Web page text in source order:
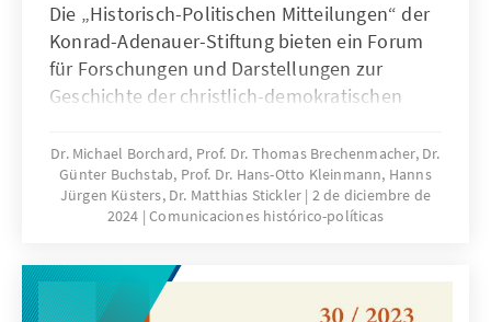
Die „Historisch-Politischen Mitteilungen“ der
Konrad-Adenauer-Stiftung bieten ein Forum
für Forschungen und Darstellungen zur
Geschichte der christlich-demokratischen
Vorgeschichte im Kontext der geistigen,
politischen und sozialen Entwicklungen des
19. und 20. Jahrhunderts. Der thematische
Schwerpunkt liegt auf Deutschland und
Europa.
Dr. Michael Borchard, Prof. Dr. Thomas Brechenmacher, Dr.
Günter Buchstab, Prof. Dr. Hans-Otto Kleinmann, Hanns
Jürgen Küsters, Dr. Matthias Stickler 2 de diciembre de
2024 Comunicaciones histórico-políticas